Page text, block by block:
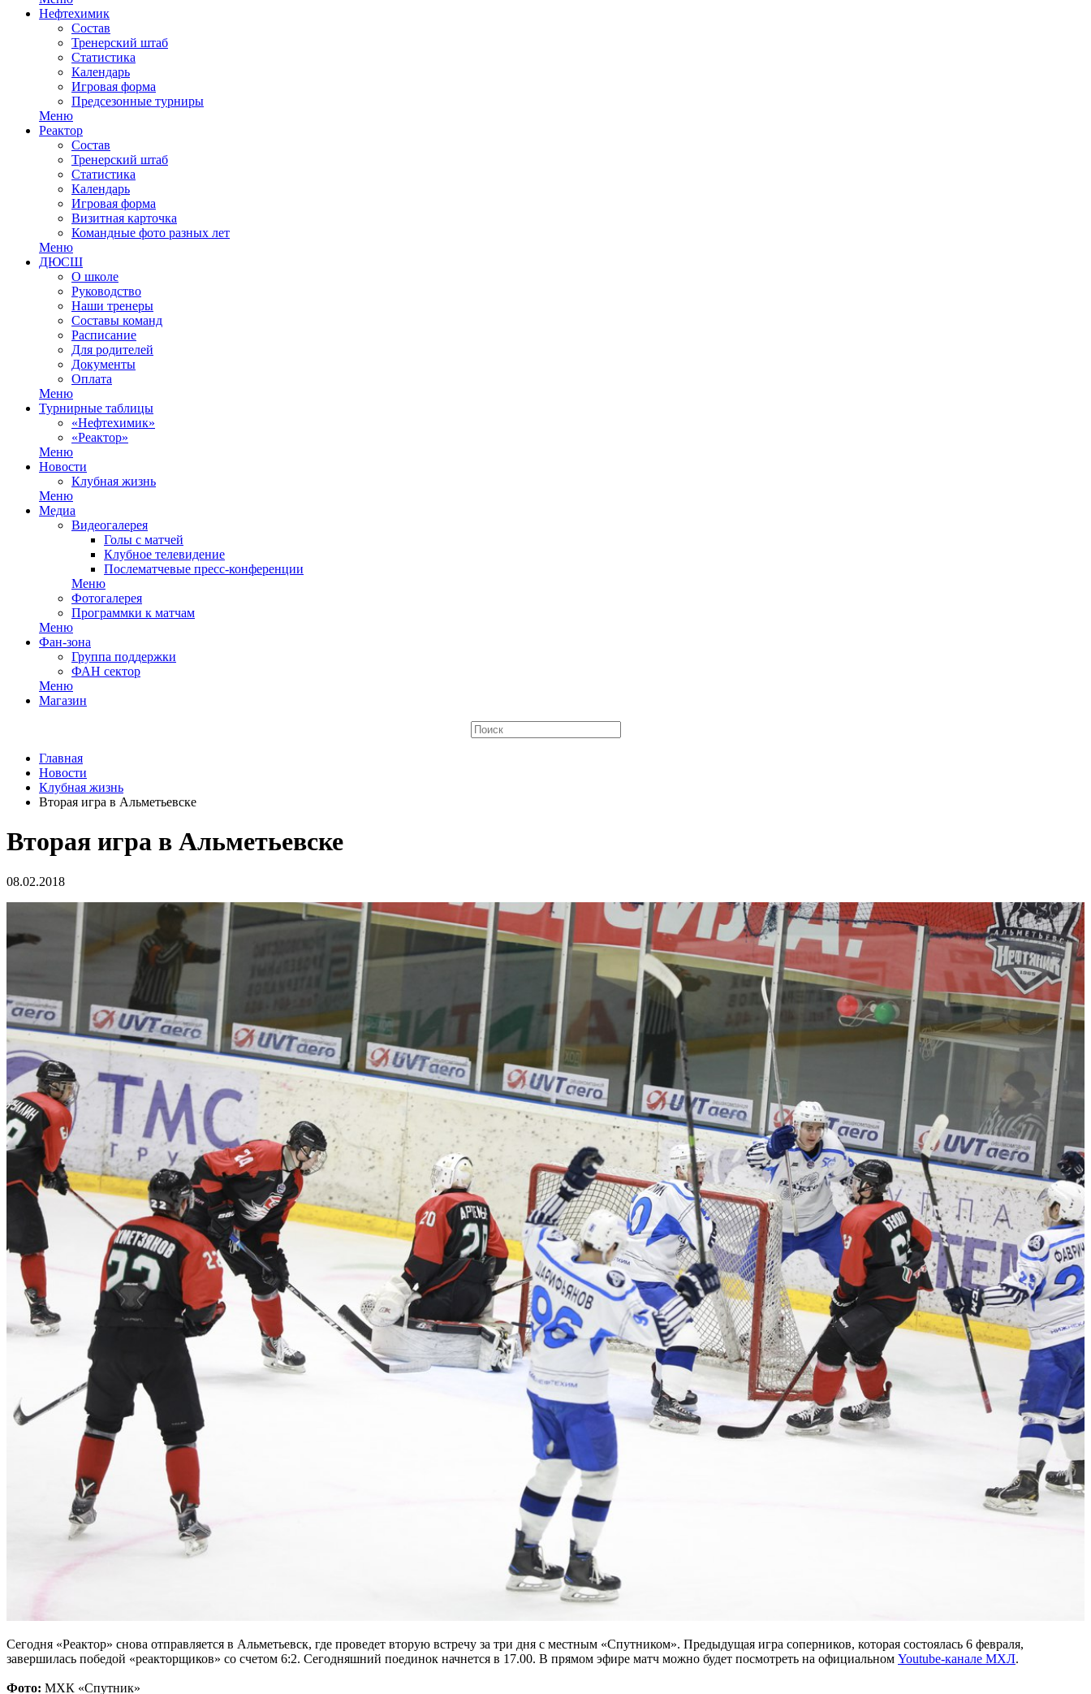
Нефтехимик
Состав
Тренерский штаб
Статистика
Календарь
Игровая форма
Предсезонные турниры
Меню
Реактор
Состав
Тренерский штаб
Статистика
Календарь
Игровая форма
Визитная карточка
Командные фото разных лет
Меню
ДЮСШ
О школе
Руководство
Наши тренеры
Составы команд
Расписание
Для родителей
Документы
Оплата
Меню
Турнирные таблицы
«Нефтехимик»
«Реактор»
Меню
Новости
Клубная жизнь
Меню
Медиа
Видеогалерея
Голы с матчей
Клубное телевидение
Послематчевые пресс-конференции
Меню
Фотогалерея
Программки к матчам
Меню
Фан-зона
Группа поддержки
ФАН сектор
Меню
Магазин
Главная
Новости
Клубная жизнь
Вторая игра в Альметьевске
Вторая игра в Альметьевске
08.02.2018
Сегодня «Реактор» снова отправляется в Альметьевск, где проведет вторую встречу за три дня с местным «Спутником». Предыдущая игра соперников, которая состоялась 6 февраля,
завершилась победой «реакторщиков» со счетом 6:2. Сегодняшний поединок начнется в 17.00. В прямом эфире матч можно будет посмотреть на официальном Youtube-канале МХЛ.
Фото: МХК «Спутник»